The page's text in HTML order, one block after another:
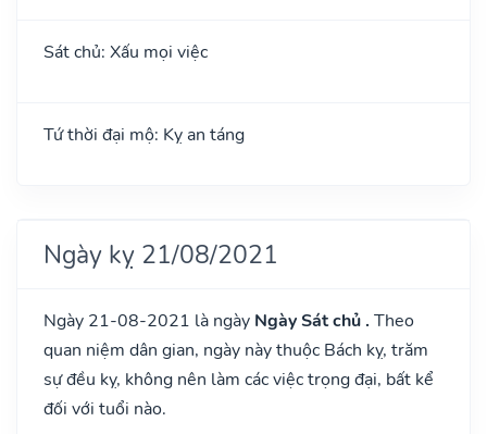
Sát chủ: Xấu mọi việc
Tứ thời đại mộ: Kỵ an táng
Ngày kỵ 21/08/2021
Ngày 21-08-2021 là ngày Ngày Sát chủ . Theo
quan niệm dân gian, ngày này thuộc Bách kỵ, trăm
sự đều kỵ, không nên làm các việc trọng đại, bất kể
đối với tuổi nào.